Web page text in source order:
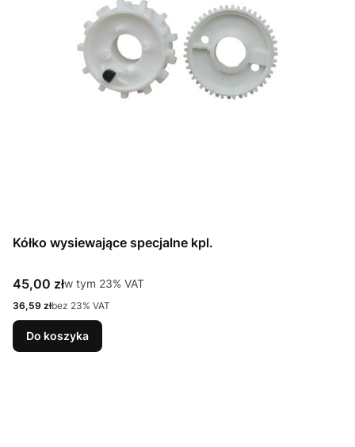
Kółko wysiewające specjalne kpl.
Cena brutto
45,00 złw tym %s VAT
w tym 23% VAT
Cena netto
36,59 złbez 23% VAT
Do koszyka